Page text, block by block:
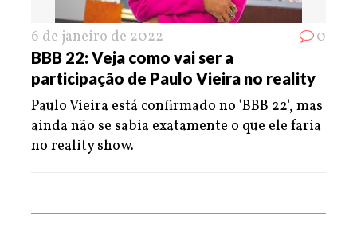
6 de janeiro de 2022 0
BBB 22: Veja como vai ser a
participação de Paulo Vieira no reality
Paulo Vieira está confirmado no 'BBB 22', mas
ainda não se sabia exatamente o que ele faria
no reality show.